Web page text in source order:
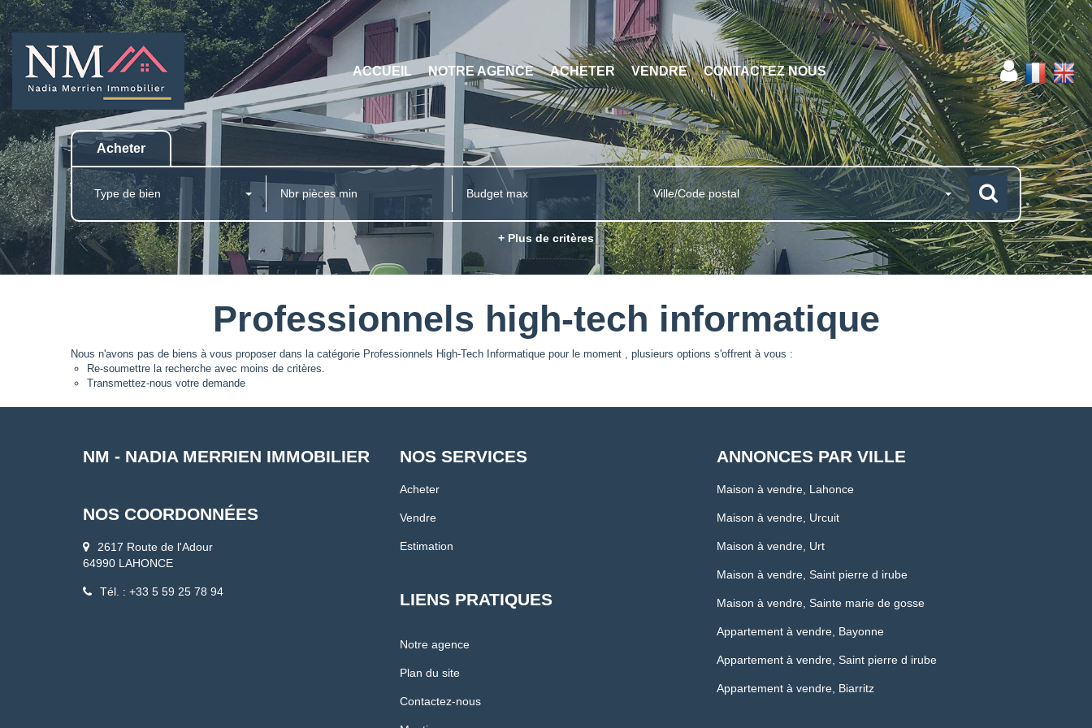
ACCUEIL NOTRE AGENCE ACHETER VENDRE CONTACTEZ NOUS
Acheter
Type de bien Ville/Code postal
+ Plus de critères
Professionnels high-tech informatique
Nous n'avons pas de biens à vous proposer dans la catégorie Professionnels High-Tech Informatique pour le moment , plusieurs options s'offrent à vous :
Re-soumettre la recherche avec moins de critères.
Transmettez-nous votre demande
NM - NADIA MERRIEN IMMOBILIER
NOS COORDONNÉES
2617 Route de l'Adour
64990 LAHONCE
Tél. : +33 5 59 25 78 94
NOS SERVICES
Acheter
Vendre
Estimation
LIENS PRATIQUES
Notre agence
Plan du site
Contactez-nous
ANNONCES PAR VILLE
Maison à vendre, Lahonce
Maison à vendre, Urcuit
Maison à vendre, Urt
Maison à vendre, Saint pierre d irube
Maison à vendre, Sainte marie de gosse
Appartement à vendre, Bayonne
Appartement à vendre, Saint pierre d irube
Appartement à vendre, Biarritz